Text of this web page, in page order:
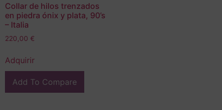
Collar de hilos trenzados
en piedra ónix y plata, 90’s
– Italia
220,00 €
Adquirir
Add To Compare